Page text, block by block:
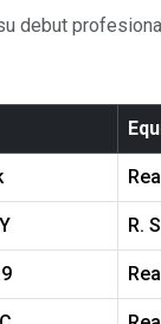
debut
R.